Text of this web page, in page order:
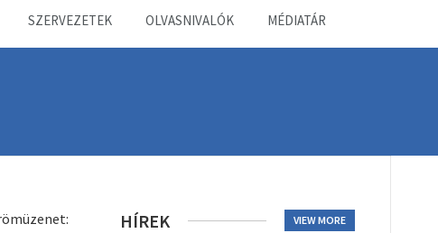
SZERVEZETEK OLVASNIVALÓK MÉDIATÁR
HÍREK VIEW MORE